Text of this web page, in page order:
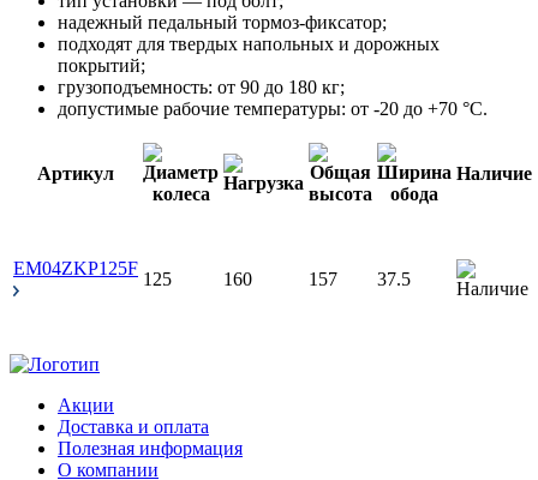
надежный педальный тормоз-фиксатор;
подходят для твердых напольных и дорожных
покрытий;
грузоподъемность: от 90 до 180 кг;
допустимые рабочие температуры: от -20 до +70 °С.
Артикул Наличие
EM04ZKP125F
125 160 157 37.5
Акции
Доставка и оплата
Полезная информация
О компании